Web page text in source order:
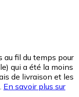
au fil du temps pour
qui a été la moins
de livraison et les
En savoir plus sur